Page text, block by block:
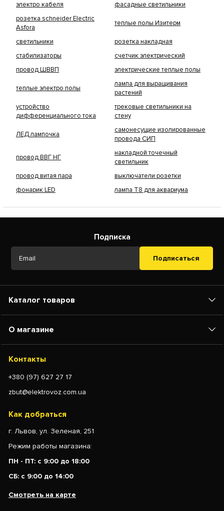
электро кабеля
фасадные светильники
розетка schneider Electric
Asfora
теплые полы Изитерм
светильники
розетка накладная
стабилизаторы
счетчик электрический
провод ШВВП
электрические теплые полы
теплые электро полы
лампа для выращивания
растений
устройство
дифференциального тока
трековые светильники на
стену
ЛЕД лампочка
самонесущие изолированные
провода СИП
провод ВВГ НГ
накладной точечный
светильник
провод витая пара
выключатели розетки
фонарик LED
лампа Т8 для аквариума
Подписка
Подписаться
Каталог товаров
О магазине
Контакты
+380 (97) 627 27 17
zbut@elektrovoz.com.ua
Как добраться
г. Львов, ул. Зеленая, 251
Режим работы магазина:
ПН - ПТ: с 9:00 до 18:00
СБ: с 9:00 до 14:00
Смотреть на карте